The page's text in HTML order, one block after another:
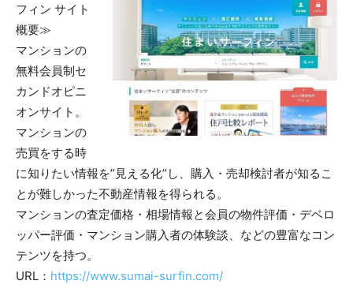
フィン サイト
概要≫
マンションの
無料会員制セ
カンドオピニ
オンサイト。
マンションの
売買をする時
に知りたい情報を”見える化”し、購入・売却検討者が知るこ
とが難しかった不動産情報を得られる。
マンションの査定価格・相場情報と会員の物件評価・デベロ
ッパー評価・マンション購入者の体験談、などの豊富なコン
テンツを持つ。
URL： https://www.sumai-surfin.com/